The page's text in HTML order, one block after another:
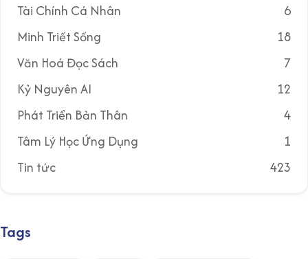
Tài Chính Cá Nhân
6
Minh Triết Sống
18
Văn Hoá Đọc Sách
7
Kỷ Nguyên AI
12
Phát Triển Bản Thân
4
Tâm Lý Học Ứng Dụng
1
Tin tức
423
Tags